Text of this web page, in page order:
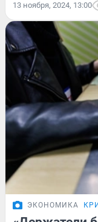
13 ноября, 2024, 13:00
ЭКОНОМИКА